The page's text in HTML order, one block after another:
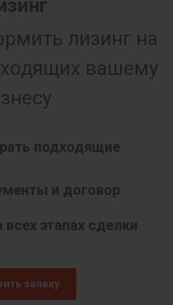
лизинг на
вашему
подходящие
и договор
этапах сделки
заявку